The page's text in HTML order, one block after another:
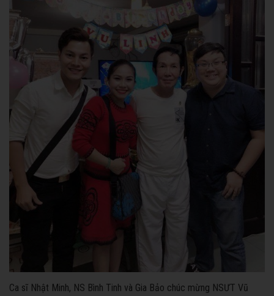
Ca sĩ Nhật Minh, NS Bình Tinh và Gia Bảo chúc mừng NSƯT Vũ